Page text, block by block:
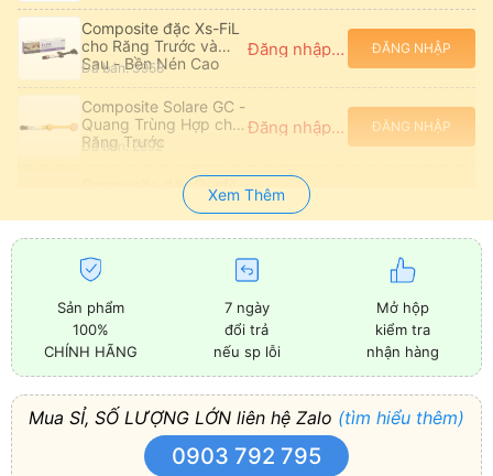
Composite đặc Xs-FiL
cho Răng Trước và
Sau - Bền Nén Cao
Đã bán: 3958
Đăng nhập để xem giá ĐĂNG NHẬP
Composite Solare GC -
Quang Trùng Hợp cho
Răng Trước
Đã bán: 2992
Đăng nhập để xem giá ĐĂNG NHẬP
Composite đặc Denfil
Hàn Quốc - Trám Răng
Hàm
Đã bán: 29482
Composite Tetric N-
Ceram Nano-Hybrid
cho Răng Trước và
Sau
Đã bán: 1929
ĐĂNG NHẬP
Composite Z250 3M -
Độ bền cao, màu sắc
phong phú
Đã bán: 3842
ĐĂNG NHẬP
Composite Đặc P60
3M - Trám Răng Sau,
Độ Bền Cao
Đã bán: 684
Đăng nhập để xem giá
Xem Thêm
Sản phẩm
100%
CHÍNH HÃNG
7 ngày
đổi trả
nếu sp lỗi
Mở hộp
kiểm tra
nhận hàng
Mua SỈ, SỐ LƯỢNG LỚN liên hệ Zalo (tìm hiểu thêm)
0903 792 795